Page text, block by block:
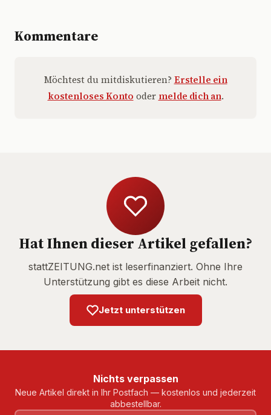
Kommentare
Möchtest du mitdiskutieren? Erstelle ein
kostenloses Konto oder melde dich an.
Hat Ihnen dieser Artikel gefallen?
stattZEITUNG.net ist leserfinanziert. Ohne Ihre
Unterstützung gibt es diese Arbeit nicht.
Jetzt unterstützen
Nichts verpassen
Neue Artikel direkt in Ihr Postfach — kostenlos und jederzeit
abbestellbar.